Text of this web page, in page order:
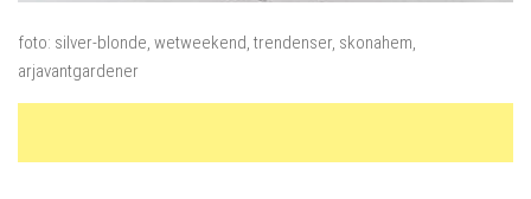
foto: silver-blonde, wetweekend, trendenser, skonahem,
arjavantgardener